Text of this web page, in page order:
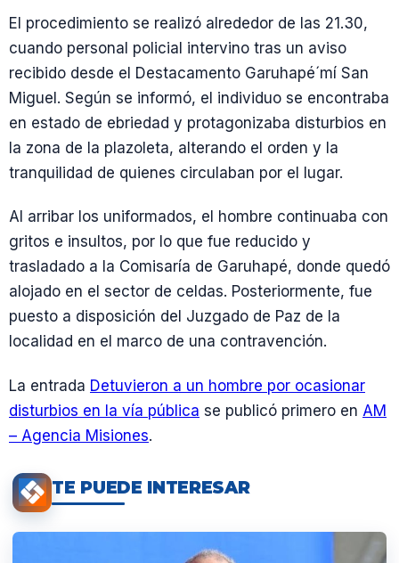
El procedimiento se realizó alrededor de las 21.30,
cuando personal policial intervino tras un aviso
recibido desde el Destacamento Garuhapé´mí San
Miguel. Según se informó, el individuo se encontraba
en estado de ebriedad y protagonizaba disturbios en
la zona de la plazoleta, alterando el orden y la
tranquilidad de quienes circulaban por el lugar.
Al arribar los uniformados, el hombre continuaba con
gritos e insultos, por lo que fue reducido y
trasladado a la Comisaría de Garuhapé, donde quedó
alojado en el sector de celdas. Posteriormente, fue
puesto a disposición del Juzgado de Paz de la
localidad en el marco de una contravención.
La entrada Detuvieron a un hombre por ocasionar
disturbios en la vía pública se publicó primero en AM
– Agencia Misiones.
TE PUEDE INTERESAR